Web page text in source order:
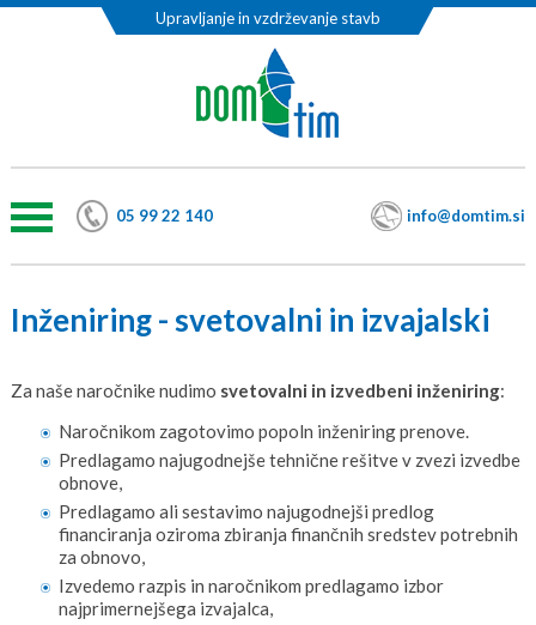
Upravljanje in vzdrževanje stavb
05 99 22 140 info@domtim.si
Inženiring - svetovalni in izvajalski
Za naše naročnike nudimo svetovalni in izvedbeni inženiring:
Naročnikom zagotovimo popoln inženiring prenove.
Predlagamo najugodnejše tehnične rešitve v zvezi izvedbe
obnove,
Predlagamo ali sestavimo najugodnejši predlog
financiranja oziroma zbiranja finančnih sredstev potrebnih
za obnovo,
Izvedemo razpis in naročnikom predlagamo izbor
najprimernejšega izvajalca,